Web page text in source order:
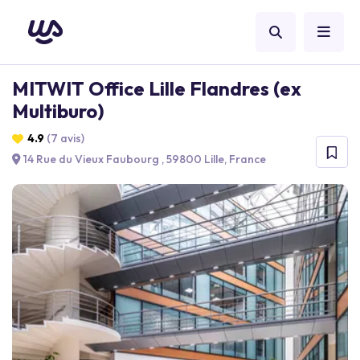
MITWIT Office Lille Flandres (ex
Multiburo)
4.9 (7 avis)
14 Rue du Vieux Faubourg , 59800 Lille, France